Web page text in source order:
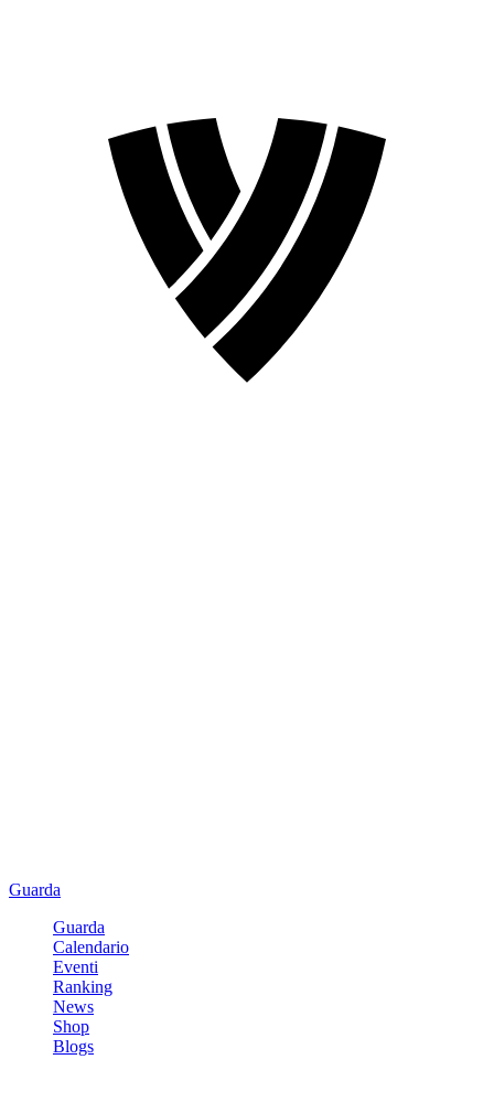
Guarda
Guarda
Calendario
Eventi
Ranking
News
Shop
Blogs